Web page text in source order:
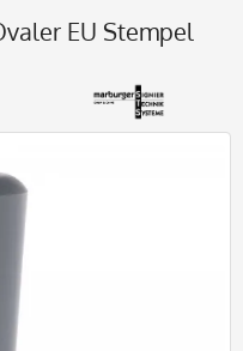
EU Stempel